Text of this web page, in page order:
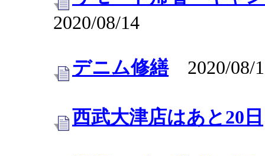
2020/08/14
デニム修繕2020/08/
西武大津店はあと20日